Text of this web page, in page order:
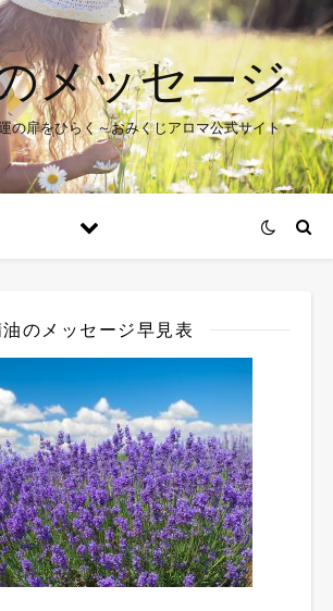
メッセージ
の扉をひらく～おみくじアロマ公式サイト
のメッセージ早見表